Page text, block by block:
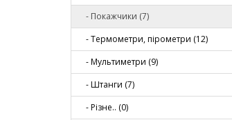
- Покажчики (7)
- Термометри, пірометри (12)
- Мультиметри (9)
- Штанги (7)
- Різне.. (0)